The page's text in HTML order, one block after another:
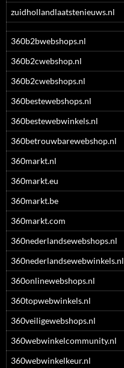
zuidhollandlaatstenieuws.nl
360b2bwebshops.nl
360b2cwebshop.nl
360b2cwebshops.nl
360bestewebshops.nl
360bestewebwinkels.nl
360betrouwbarewebshop.nl
360markt.nl
360markt.eu
360markt.be
360markt.com
360nederlandsewebshops.nl
360nederlandsewebwinkels.nl
360onlinewebshops.nl
360topwebwinkels.nl
360veiligewebshops.nl
360webwinkelcommunity.nl
360webwinkelkeur.nl